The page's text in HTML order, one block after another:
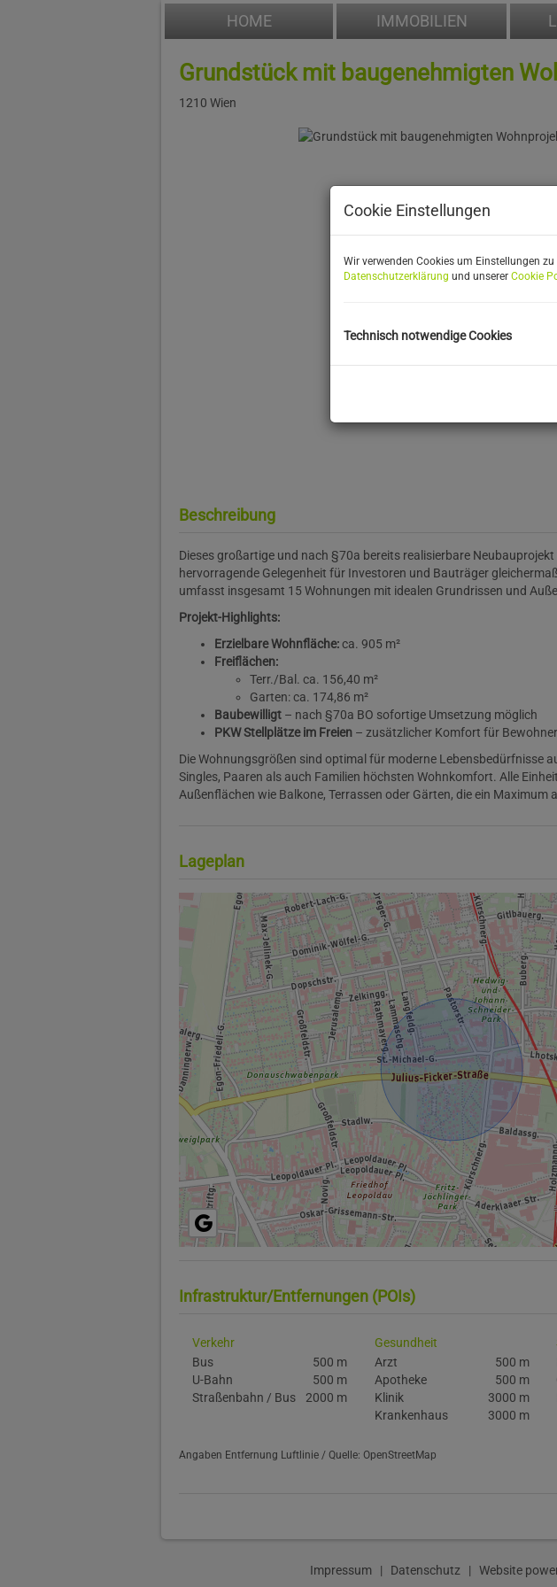
HOME IMMOBILIEN
Grundstück mit baugenehmigten
1210 Wien
Beschreibung
Dieses großartige und nach §70a bereits realisierbare Neubauprojekt
hervorragende Gelegenheit für Investoren und Bauträger
umfasst insgesamt 15 Wohnungen mit idealen Grundrissen und
Projekt-Highlights:
Erzielbare Wohnfläche:ca. 905 m²
Freiflächen:
Terr./Bal. ca. 156,40 m²
Garten: ca. 174,86 m²
Baubewilligt – nach §70a BO sofortige Umsetzung möglich
PKW Stellplätze im Freien – zusätzlicher Komfort für Bewohner
Die Wohnungsgrößen sind optimal für moderne Lebensbedürfnisse
Singles, Paaren als auch Familien höchsten Wohnkomfort. Alle
Außenflächen wie Balkone, Terrassen oder Gärten, die ein Maximum
Lageplan
Infrastruktur/Entfernungen (POIs)
Verkehr
Bus
500 m
U-Bahn
500 m
Straßenbahn / Bus
2000 m
Gesundheit
Arzt
500 m
Apotheke
500 m
Klinik
3000 m
Krankenhaus
3000 m
Angaben Entfernung Luftlinie / Quelle: OpenStreetMap
Impressum | Datenschutz | Website
Cookie Einstellungen
Wir verwenden Cookies um Einstellungen
Datenschutzerklärung und unserer Cookie
Technisch notwendige Cookies